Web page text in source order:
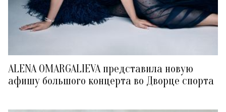
ALENA OMARGALIEVA представила новую
афишу большого концерта во Дворце спорта